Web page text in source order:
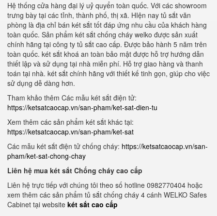
Hệ thống cửa hàng đại lý uỷ quyển toàn quốc. Với các showroom
trưng bày tại các tỉnh, thành phố, thị xã. HIện nay tủ sắt văn
phòng là địa chỉ bán két sắt tốt đáp ứng nhu cầu của khách hàng
toàn quốc. Sản phẩm két sắt chống cháy welko được sản xuất
chính hãng tại công ty tủ sắt cao cấp. Được bảo hành 5 năm trên
toàn quốc. két sắt khoá an toàn bảo mật được hỗ trợ hướng dẫn
thiết lập và sử dụng tại nhà miễn phí. Hỗ trợ giao hàng và thanh
toán tại nhà. két sắt chính hãng với thiết kế tinh gọn, giúp cho việc
sử dụng dễ dàng hơn.
Tham khảo thêm Các mẫu két sắt điện tử:
https://ketsatcaocap.vn/san-pham/ket-sat-dien-tu
Xem thêm các sản phẩm két sắt khác tại:
https://ketsatcaocap.vn/san-pham/ket-sat
Các mẫu két sắt điện tử chống cháy: https://ketsatcaocap.vn/san-
pham/ket-sat-chong-chay
Liên hệ mua két sắt Chống cháy cao cấp
Liên hệ trực tiếp với chúng tôi theo số hotline 0982770404 hoặc
xem thêm các sản phẩm tủ sắt chống cháy 4 cánh WELKO Safes
Cabinet tại website két sắt cao cấp